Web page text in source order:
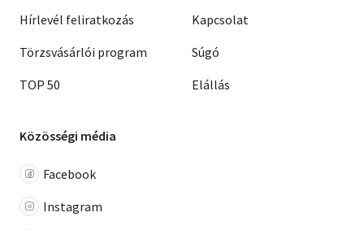
Hírlevél feliratkozás
Törzsvásárlói program
TOP 50
Kapcsolat
Súgó
Elállás
Közösségi média
Facebook
Instagram